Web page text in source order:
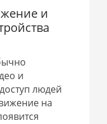
и
и
людей
на